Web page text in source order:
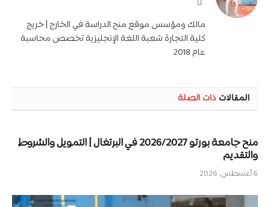
مالك ومؤسس موقع منح الدراسة في الخارج | خريج
كلية التجارة شعبة اللغة الإنجليزية تخصص محاسبة
عام 2018
المقالاتذات الصلة
منح جامعة بورتو 2026/2027 في البرتغال | التمويل والشروط
والتقديم
6 أغسطس، 2026